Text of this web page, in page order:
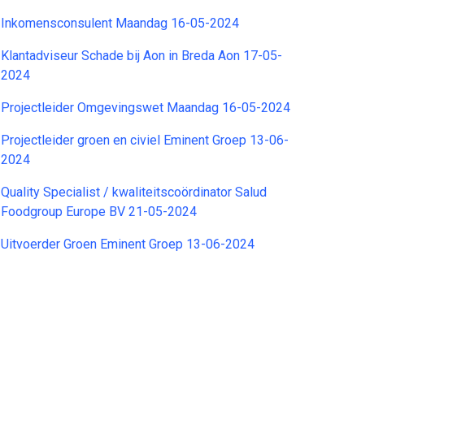
Inkomensconsulent Maandag 16-05-2024
Klantadviseur Schade bij Aon in Breda Aon 17-05-
2024
Projectleider Omgevingswet Maandag 16-05-2024
Projectleider groen en civiel Eminent Groep 13-06-
2024
Quality Specialist / kwaliteitscoördinator Salud
Foodgroup Europe BV 21-05-2024
Uitvoerder Groen Eminent Groep 13-06-2024